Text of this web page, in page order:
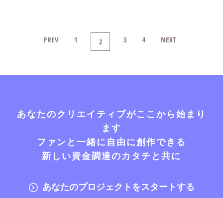
PREV 1 2 3 4 NEXT
あなたのクリエイティブがここから始まり
ます
ファンと一緒に自由に創作できる
新しい資金調達のカタチと共に
あなたのプロジェクトをスタートする